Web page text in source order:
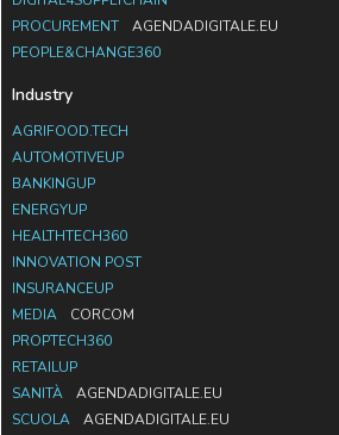
PROCUREMENT
AGENDADIGITALE.EU
PEOPLE&CHANGE360
Industry
AGRIFOOD.TECH
AUTOMOTIVEUP
BANKINGUP
ENERGYUP
HEALTHTECH360
INNOVATION POST
INSURANCEUP
MEDIA
CORCOM
PROPTECH360
RETAILUP
SANITÀ
AGENDADIGITALE.EU
SCUOLA
AGENDADIGITALE.EU